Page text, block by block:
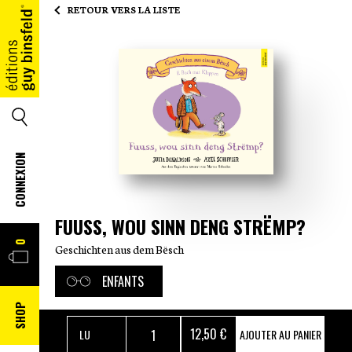
ACCUEIL
SEARCH
CONNEXION
PANIER
0
SHOP
RETOUR VERS LA LISTE
FUUSS, WOU SINN DENG STRËMP?
Geschichten aus dem Bësch
ENFANTS
12,50 € AJOUTER AU PANIER